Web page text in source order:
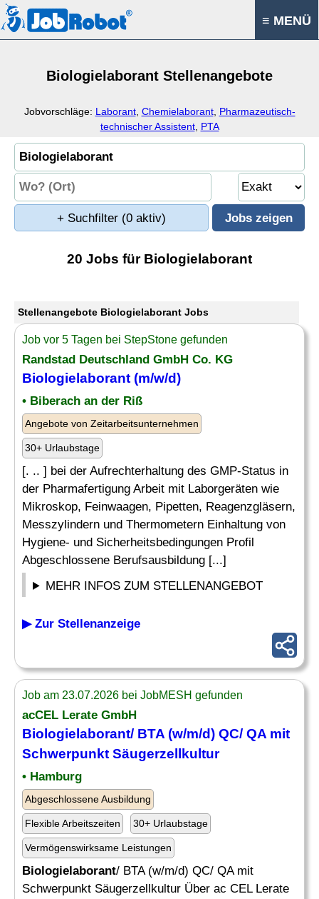
≡ MENÜ
Biologielaborant Stellenangebote
Jobvorschläge: Laborant, Chemielaborant, Pharmazeutisch-
technischer Assistent, PTA
+ Suchfilter (0 aktiv)
20 Jobs für Biologielaborant
Stellenangebote Biologielaborant Jobs
Job vor 5 Tagen bei StepStone gefunden
Randstad Deutschland GmbH Co. KG
Biologielaborant (m/w/d)
• Biberach an der Riß
Angebote von Zeitarbeitsunternehmen
30+ Urlaubstage
[. .. ] bei der Aufrechterhaltung des GMP-Status in
der Pharmafertigung Arbeit mit Laborgeräten wie
Mikroskop, Feinwaagen, Pipetten, Reagenzgläsern,
Messzylindern und Thermometern Einhaltung von
Hygiene- und Sicherheitsbedingungen Profil
Abgeschlossene Berufsausbildung [...]
MEHR INFOS ZUM STELLENANGEBOT
▶ Zur Stellenanzeige
Job am 23.07.2026 bei JobMESH gefunden
acCEL Lerate GmbH
Biologielaborant/ BTA (w/m/d) QC/ QA mit
Schwerpunkt Säugerzellkultur
• Hamburg
Abgeschlossene Ausbildung
Flexible Arbeitszeiten 30+ Urlaubstage
Vermögenswirksame Leistungen
Biologielaborant/ BTA (w/m/d) QC/ QA mit
Schwerpunkt Säugerzellkultur Über ac CEL Lerate